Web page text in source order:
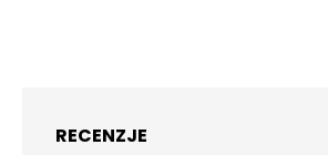
RECENZJE